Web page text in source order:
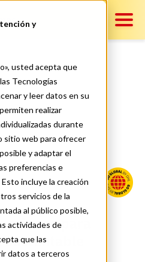
y
usted acepta que
Tecnologías
y leer datos en su
realizar
durante
sitio web para ofrecer
y adaptar el
preferencias e
incluye la creación
servicios de la
al público posible,
actividades de
que las
datos a terceros
acciones para
sustentable
para